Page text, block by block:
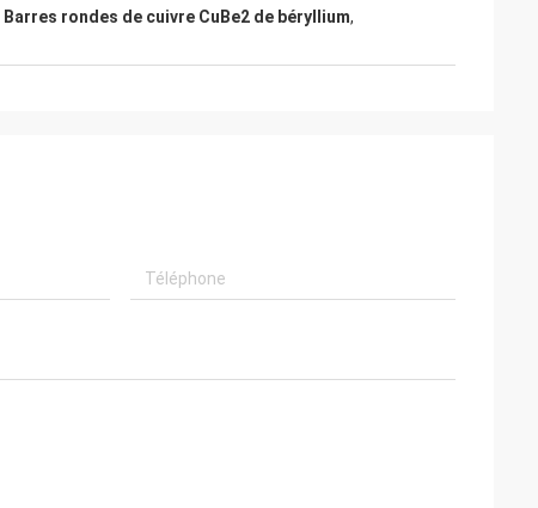
Barres rondes de cuivre CuBe2 de béryllium,